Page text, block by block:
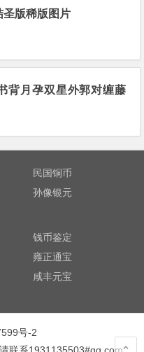
圣版稀版图片
背月孕双星外郭对缠藤
民国铜币
孙像银元
钱币鉴定
雍正通宝
咸丰元宝
号-2